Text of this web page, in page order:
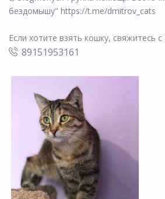
бездомышу" https://t.me/dmitrov_cats
Если хотите взять кошку, свяжитесь
89151953161